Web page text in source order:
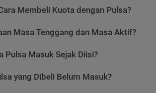
Membeli Kuota dengan Pulsa?
Masa Tenggang dan Masa Aktif?
Pulsa Masuk Sejak Diisi?
yang Dibeli Belum Masuk?